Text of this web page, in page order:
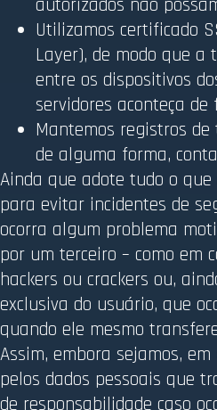
autorizados não
Utilizamos certificado
Layer), de modo que a
entre os dispositivos
servidores aconteça
Mantemos registros
de alguma forma,
Ainda que adote tudo o
para evitar incidentes de
ocorra algum problema
por um terceiro – como em
hackers ou crackers ou,
exclusiva do usuário, que
quando ele mesmo
Assim, embora sejamos,
pelos dados pessoais que
de responsabilidade caso